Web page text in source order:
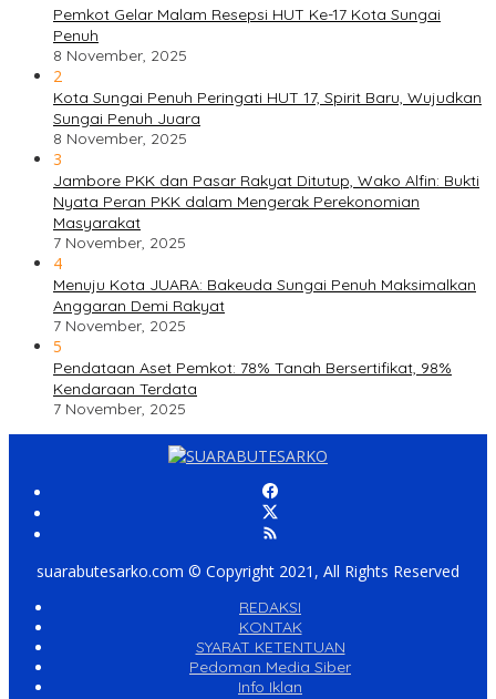
Pemkot Gelar Malam Resepsi HUT Ke-17 Kota Sungai
Penuh
8 November, 2025
2
Kota Sungai Penuh Peringati HUT 17, Spirit Baru, Wujudkan
Sungai Penuh Juara
8 November, 2025
3
Jambore PKK dan Pasar Rakyat Ditutup, Wako Alfin: Bukti
Nyata Peran PKK dalam Mengerak Perekonomian
Masyarakat
7 November, 2025
4
Menuju Kota JUARA: Bakeuda Sungai Penuh Maksimalkan
Anggaran Demi Rakyat
7 November, 2025
5
Pendataan Aset Pemkot: 78% Tanah Bersertifikat, 98%
Kendaraan Terdata
7 November, 2025
suarabutesarko.com © Copyright 2021, All Rights Reserved
REDAKSI
KONTAK
SYARAT KETENTUAN
Pedoman Media Siber
Info Iklan